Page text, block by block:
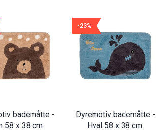
bademåtte -
58 x 38 cm.
-23%
Dyremotiv bademåtte -
Hval 58 x 38 cm.